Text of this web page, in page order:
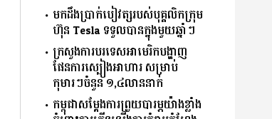
មកដឹងប្រាក់បៀវត្សរបស់បុគ្គលិកក្រុម
ហ៊ុន Tesla ទទួលបានក្នុងមួយឆ្នាំៗ
ក្រសួងការបរទេសអាមេរិកបង្ហាញ
ផែនការស្បៀងអាហារ សម្រាប់
កុមារៗចំនួន ១,៤លាននាក់
កម្ពុជាសម្តែងការព្រួយបារម្ភយ៉ាងខ្លាំង